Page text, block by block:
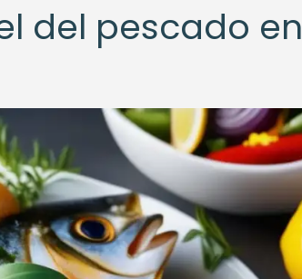
del pescado en